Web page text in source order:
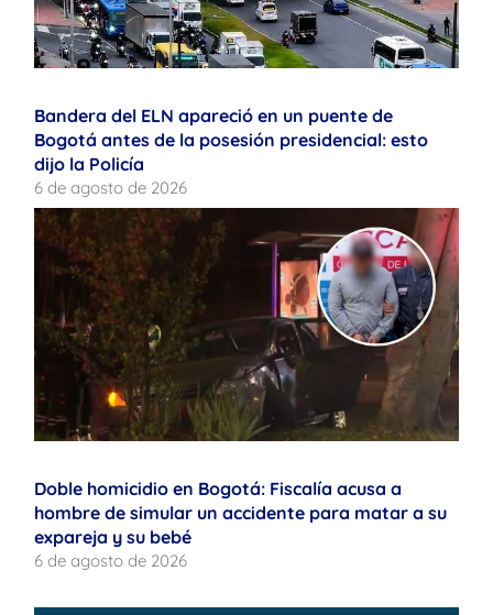
Bandera del ELN apareció en un puente de
Bogotá antes de la posesión presidencial: esto
dijo la Policía
6 de agosto de 2026
Doble homicidio en Bogotá: Fiscalía acusa a
hombre de simular un accidente para matar a su
expareja y su bebé
6 de agosto de 2026